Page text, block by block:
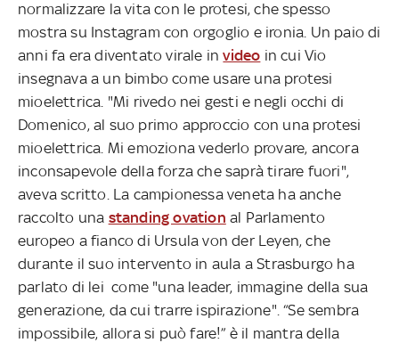
normalizzare la vita con le protesi, che spesso
mostra su Instagram con orgoglio e ironia. Un paio di
anni fa era diventato virale invideo in cui Vio
insegnava a un bimbo come usare una protesi
mioelettrica. "Mi rivedo nei gesti e negli occhi di
Domenico, al suo primo approccio con una protesi
mioelettrica. Mi emoziona vederlo provare, ancora
inconsapevole della forza che saprà tirare fuori",
aveva scritto. La campionessa veneta ha anche
raccolto una standing ovation al Parlamento
europeo a fianco di Ursula von der Leyen, che
durante il suo intervento in aula a Strasburgo ha
parlato di lei come "una leader, immagine della sua
generazione, da cui trarre ispirazione". “Se sembra
impossibile, allora si può fare!” è il mantra della